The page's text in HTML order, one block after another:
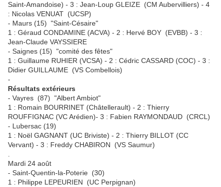
Saint-Amandoise) - 3 : Jean-Loup GLEIZE (CM Aubervilliers) - 4
: Nicolas VENUAT (UCSP)
- Maurs (15) "Saint-Césaire"
1 : Géraud CONDAMINE (ACVA) - 2 : Hervé BOY (EVBB) - 3 :
Jean-Claude VAYSSIERE
- Saignes (15) "comité des fêtes"
1 : Guillaume RUHIER (VCSA) - 2 : Cédric CASSARD (COC) - 3 :
Didier GUILLAUME (VS Combellois)
-
Résultats extérieurs
- Vayres (87) "Albert Ambiot"
1 : Romain BOURRINET (Châtellerault) - 2 : Thierry
ROUFFIGNAC (VC Arédien)- 3 : Fabien RAYMONDAUD (CRCL)
- Lubersac (19)
1 : Noël GAGNANT (UC Briviste) - 2 : Thierry BILLOT (CC
Vervant) - 3 : Freddy CHABIRON (VS Saumur)
Mardi 24 août
- Saint-Quentin-la-Poterie (30)
1 : Philippe LEPEURIEN (UC Perpignan)